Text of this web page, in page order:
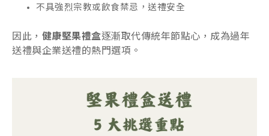
不具強烈宗教或飲食禁忌，送禮安全
因此， 健康堅果禮盒逐漸取代傳統年節點心，成為過年
送禮與企業送禮的熱門選項。